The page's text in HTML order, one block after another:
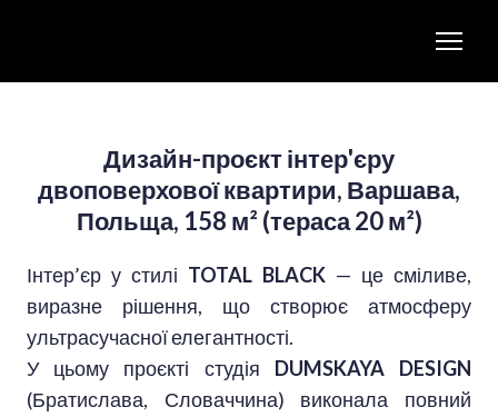
Дизайн-проєкт інтер'єру
двоповерхової квартири, Варшава,
Польща, 158 м² (тераса 20 м²)
Інтер’єр у стилі TOTAL BLACK — це сміливе,
виразне рішення, що створює атмосферу
ультрасучасної елегантності.
У цьому проєкті студія DUMSKAYA DESIGN
(Братислава, Словаччина) виконала повний